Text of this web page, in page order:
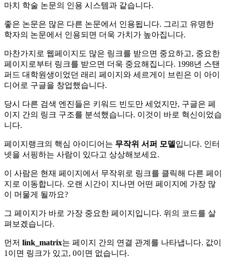
마치 학술 논문의 인용 시스템과 같습니다.
좋은 논문은 많은 다른 논문에서 인용됩니다. 그리고 유명한
학자의 논문에서 인용되면 더욱 가치가 높아집니다.
마찬가지로 웹페이지도 많은 링크를 받으면 중요하고, 중요한
페이지로부터 링크를 받으면 더욱 중요해집니다. 1998년 스탠
퍼드 대학원생이었던 래리 페이지와 세르게이 브린은 이 아이
디어로 구글을 창업했습니다.
당시 다른 검색 엔진들은 키워드 빈도만 세었지만, 구글은 페
이지 간의 링크 구조를 분석했습니다. 이것이 바로 혁신이었습
니다.
페이지랭크의 핵심 아이디어는 무작위 서퍼 모델 입니다. 인터
넷을 서핑하는 사람이 있다고 상상해보세요.
이 사람은 현재 페이지에서 무작위로 링크를 클릭해 다른 페이
지로 이동합니다. 오랜 시간이 지나면 어떤 페이지에 가장 많
이 머물게 될까요?
그 페이지가 바로 가장 중요한 페이지입니다. 위의 코드를 살
펴보겠습니다.
먼저 link_matrix는 페이지 간의 연결 관계를 나타냅니다. 값이
1이면 링크가 있고, 0이면 없습니다.